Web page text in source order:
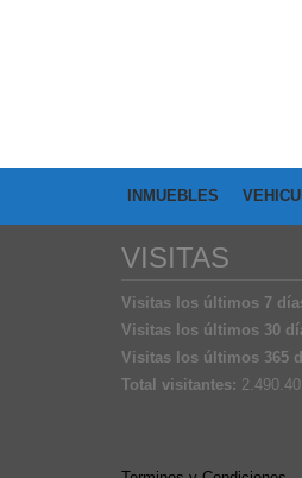
INMUEBLES
VISITAS
Visitas los últimos 7
Visitas los últimos 30
Visitas los últimos 365
Total visitantes: